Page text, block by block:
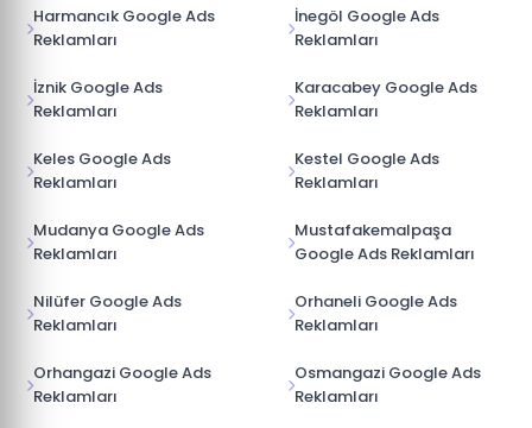
Harmancık Google Ads
Reklamları
İnegöl Google Ads
Reklamları
İznik Google Ads
Reklamları
Karacabey Google Ads
Reklamları
Keles Google Ads
Reklamları
Kestel Google Ads
Reklamları
Mudanya Google Ads
Reklamları
Mustafakemalpaşa
Google Ads Reklamları
Nilüfer Google Ads
Reklamları
Orhaneli Google Ads
Reklamları
Orhangazi Google Ads
Reklamları
Osmangazi Google Ads
Reklamları